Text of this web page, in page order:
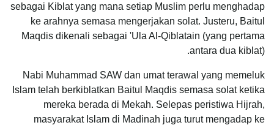
sebagai Kiblat yang mana setiap Muslim perlu menghadap
ke arahnya semasa mengerjakan solat. Justeru, Baitul
Maqdis dikenali sebagai 'Ula Al-Qiblatain (yang pertama
antara dua kiblat).
Nabi Muhammad SAW dan umat terawal yang memeluk
Islam telah berkiblatkan Baitul Maqdis semasa solat ketika
mereka berada di Mekah. Selepas peristiwa Hijrah,
masyarakat Islam di Madinah juga turut mengadap ke